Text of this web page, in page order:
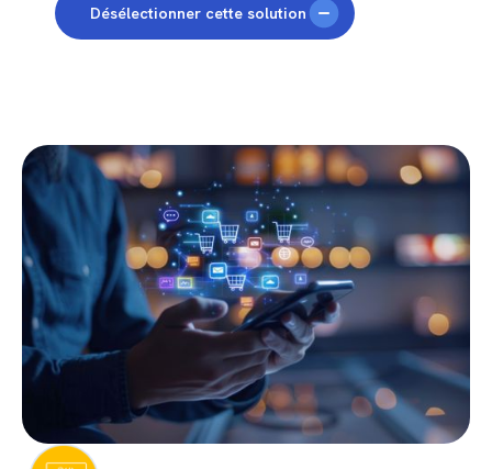
Désélectionner cette solution